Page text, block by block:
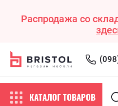
Распродажа со
КАТАЛОГ ТОВАРОВ